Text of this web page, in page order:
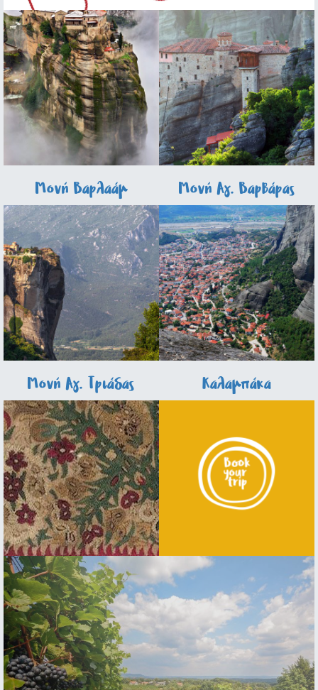
Μονή Βαρλαάμ Μονή Αγ. Βαρβάρας
Μονή Αγ. Τριάδας Καλαμπάκα